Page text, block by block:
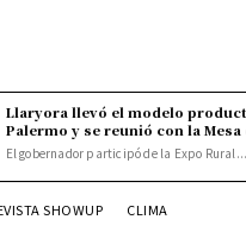
Llaryora llevó el modelo
Palermo y se reunió con la Mesa
El gobernador participó de la Expo Rural...
SHOWUP CLIMA